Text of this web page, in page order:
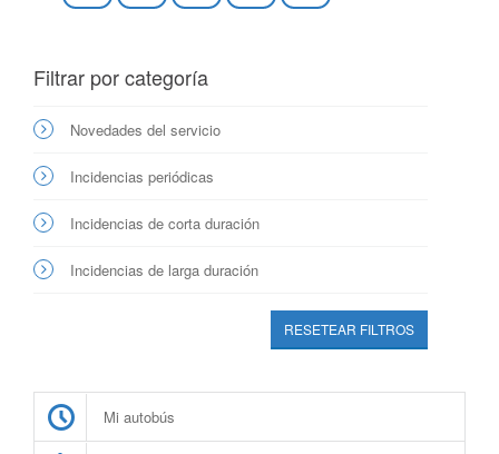
Filtrar por categoría
Novedades del servicio
Incidencias periódicas
Incidencias de corta duración
Incidencias de larga duración
RESETEAR FILTROS
Mi autobús